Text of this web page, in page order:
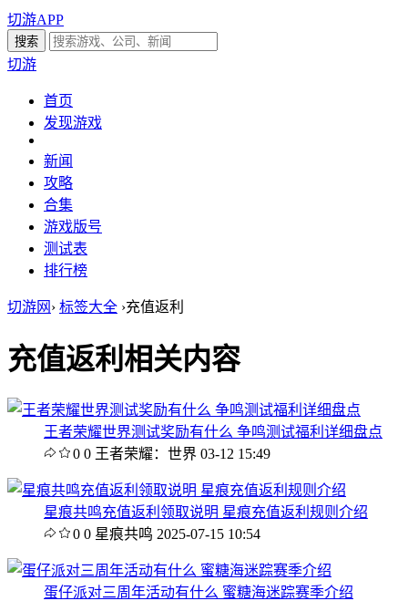
切游APP
切游
首页
发现游戏
新闻
攻略
合集
游戏版号
测试表
排行榜
切游网 › 标签大全 ›充值返利
充值返利相关内容
王者荣耀世界测试奖励有什么 争鸣测试福利详细盘点
0 0 王者荣耀：世界 03-12 15:49
星痕共鸣充值返利领取说明 星痕充值返利规则介绍
0 0 星痕共鸣 2025-07-15 10:54
蛋仔派对三周年活动有什么 蜜糖海迷踪赛季介绍